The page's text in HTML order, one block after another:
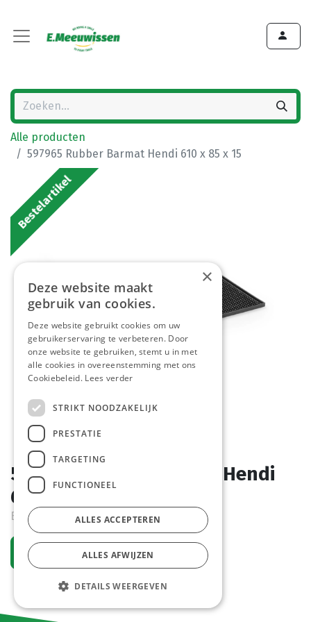
Alle producten
597965 Rubber Barmat Hendi 610 x 85 x 15
Bestelartikel
597965 Rubber Barmat Hendi
610 x 85 x 15
Bestelartikel
Vraag een account aan
×
Deze website maakt
gebruik van cookies.
Deze website gebruikt cookies om uw
gebruikerservaring te verbeteren. Door
onze website te gebruiken, stemt u in met
alle cookies in overeenstemming met ons
Cookiebeleid. Lees verder
STRIKT NOODZAKELIJK
PRESTATIE
TARGETING
FUNCTIONEEL
ALLES ACCEPTEREN
ALLES AFWIJZEN
DETAILS WEERGEVEN